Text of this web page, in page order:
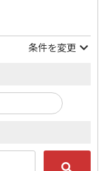
条件を変更